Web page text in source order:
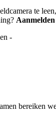
te
bereiken